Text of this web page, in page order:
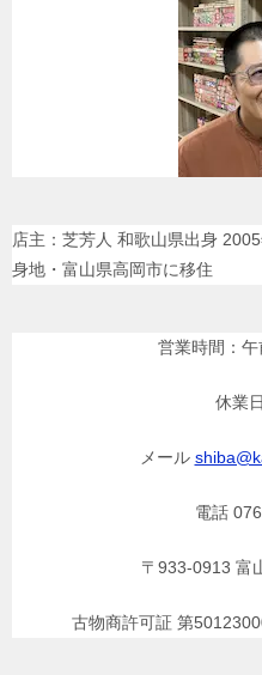
店主：芝芳人 和歌山県出身
身地・富山県高岡市に移住
営業時間：
休業
メール
電話
〒933-0913 富
古物商許可証 第